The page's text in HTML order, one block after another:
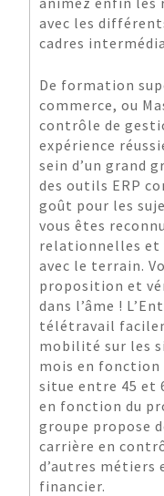
avec les
cadres
De formation
commerce, ou
contrôle de
expérience
sein d’un grand
des outils ERP
goût pour les
vous êtes
relationnelles et
avec le terrain.
proposition et
dans l’âme !
télétravail
mobilité sur les
mois en fonction
situe entre 45 et
en fonction du
groupe propose
carrière en
d’autres métiers
financier.